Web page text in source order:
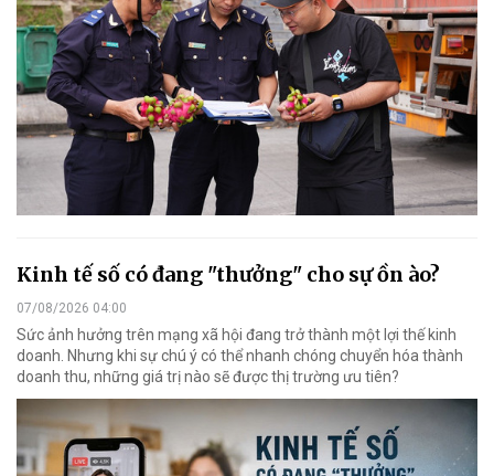
Kinh tế số có đang "thưởng" cho sự ồn ào?
07/08/2026 04:00
Sức ảnh hưởng trên mạng xã hội đang trở thành một lợi thế kinh
doanh. Nhưng khi sự chú ý có thể nhanh chóng chuyển hóa thành
doanh thu, những giá trị nào sẽ được thị trường ưu tiên?